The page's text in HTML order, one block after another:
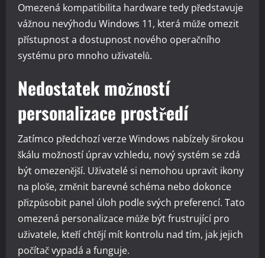
Omezená kompatibilita hardware tedy představuje
vážnou nevýhodu Windows 11, která může omezit
přístupnost a dostupnost nového operačního
systému pro mnoho uživatelů.
Nedostatek možností
personalizace prostředí
Zatímco předchozí verze Windows nabízely širokou
škálu možností úprav vzhledu, nový systém se zdá
být omezenější. Uživatelé si nemohou upravit ikony
na ploše, změnit barevné schéma nebo dokonce
přizpůsobit panel úloh podle svých preferencí. Tato
omezená personalizace může být frustrující pro
uživatele, kteří chtějí mít kontrolu nad tím, jak jejich
počítač vypadá a funguje.